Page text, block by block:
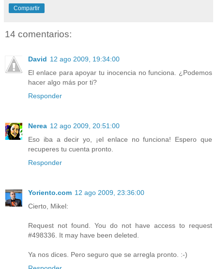
Compartir
14 comentarios:
David 12 ago 2009, 19:34:00
El enlace para apoyar tu inocencia no funciona. ¿Podemos
hacer algo más por ti?
Responder
Nerea 12 ago 2009, 20:51:00
Eso iba a decir yo, ¡el enlace no funciona! Espero que
recuperes tu cuenta pronto.
Responder
Yoriento.com 12 ago 2009, 23:36:00
Cierto, Mikel:
Request not found. You do not have access to request
#498336. It may have been deleted.
Ya nos dices. Pero seguro que se arregla pronto. :-)